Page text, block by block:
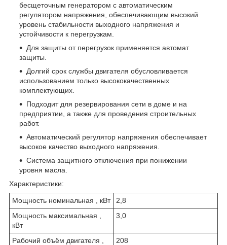
беcщеточным генератором с автоматическим
регулятором напряжения, обеспечивающим высокий
уровень стабильности выходного напряжения и
устойчивости к перегрузкам.
Для защиты от перегрузок применяется автомат
защиты.
Долгий срок службы двигателя обусловливается
использованием только высококачественных
комплектующих.
Подходит для резервирования сети в доме и на
предприятии, а также для проведения строительных
работ.
Автоматический регулятор напряжения обеспечивает
высокое качество выходного напряжения.
Система защитного отключения при понижении
уровня масла.
Характеристики:
Мощность номинальная , кВт
2,8
Мощность максимальная ,
кВт
3,0
Рабочий объём двигателя ,
208